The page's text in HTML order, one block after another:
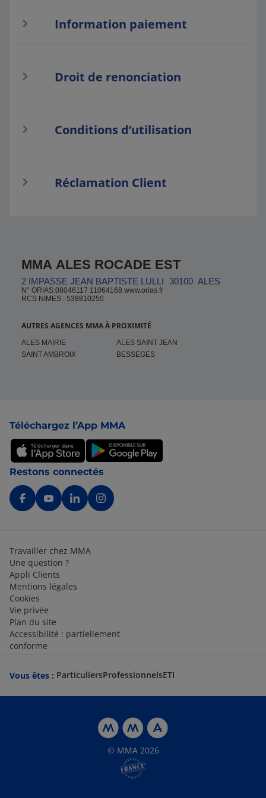
Information paiement
Droit de renonciation
Conditions d’utilisation
Réclamation Client
MMA ALES ROCADE EST
2 IMPASSE JEAN BAPTISTE LULLI 30100 ALES
N° ORIAS:08046117 11064168 www.orias.fr
RCS NIMES : 538810250
AUTRES AGENCES MMA À PROXIMITÉ
ALES MAIRIE
ALES SAINT JEAN
SAINT AMBROIX
BESSEGES
Téléchargez l’App MMA
Restons connectés
Travailler chez MMA
Une question ?
Appli Clients
Mentions légales
Cookies
Vie privée
Plan du site
Accessibilité : partiellement
conforme
Vous êtes : ParticuliersProfessionnelsETI
© MMA 2026